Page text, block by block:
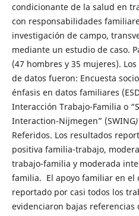
condicionante de la salud en
con responsabilidades
investigación de campo,
mediante un estudio de caso.
(47 hombres y 35 mujeres).
de datos fueron: Encuesta
énfasis en datos familiares
Interacción Trabajo-Familia o
Interaction-Nijmegen” (SWING)
Referidos. Los resultados
positiva familia-trabajo,
trabajo-familia y moderada
familia. El apoyo familiar en el
reportado por casi todos los
evidenciaron bajas referencias